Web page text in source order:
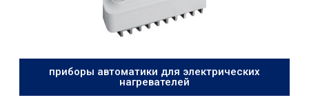
приборы автоматики для электрических
нагревателей